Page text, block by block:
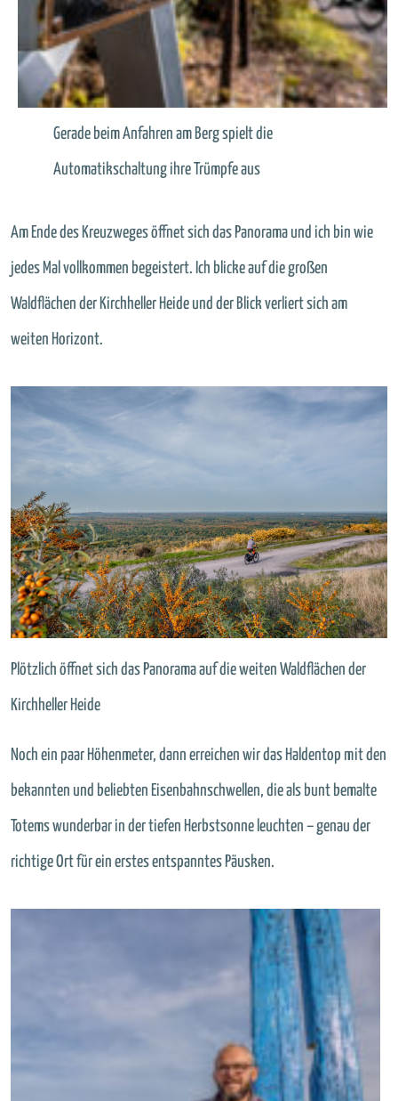
Gerade beim Anfahren am Berg spielt die
Automatikschaltung ihre Trümpfe aus
Am Ende des Kreuzweges öffnet sich das Panorama und ich bin wie
jedes Mal vollkommen begeistert. Ich blicke auf die großen
Waldflächen der Kirchheller Heide und der Blick verliert sich am
weiten Horizont.
Plötzlich öffnet sich das Panorama auf die weiten Waldflächen der
Kirchheller Heide
Noch ein paar Höhenmeter, dann erreichen wir das Haldentop mit den
bekannten und beliebten Eisenbahnschwellen, die als bunt bemalte
Totems wunderbar in der tiefen Herbstsonne leuchten – genau der
richtige Ort für ein erstes entspanntes Päusken.